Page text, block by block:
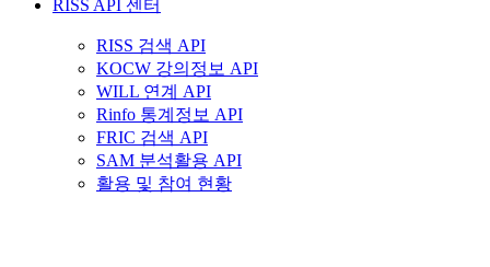
RISS API 센터
RISS 검색 API
KOCW 강의정보 API
WILL 연계 API
Rinfo 통계정보 API
FRIC 검색 API
SAM 분석활용 API
활용 및 참여 현황